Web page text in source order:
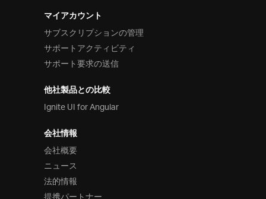
マイアカウント
サブスクリプションの管理
サポートアクティビティ
サポート要求の送信
他社製品との比較
Ignite UI for Angular
会社情報
会社概要
ニュース
法的情報